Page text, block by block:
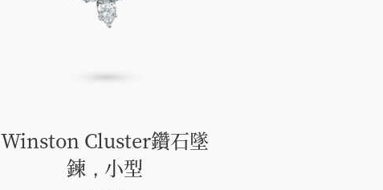
Winston Cluster鑽石墜
鍊，小型